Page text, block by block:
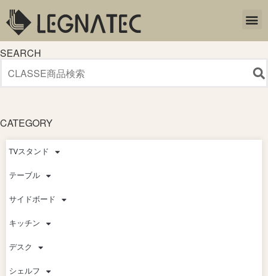
SEARCH
CATEGORY
TVスタンド
テーブル
サイドボード
キッチン
デスク
シェルフ